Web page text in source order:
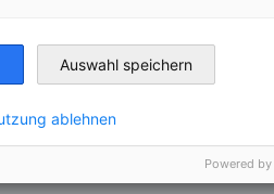
Auswahl speichern
ablehnen
Powered by